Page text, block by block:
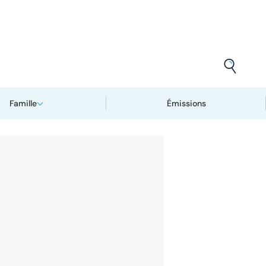
Famille Émissions